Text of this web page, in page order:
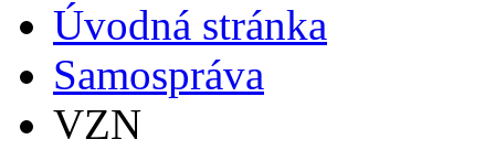
Úvodná stránka
Samospráva
VZN